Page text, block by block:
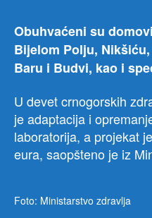
Obuhvaćeni su
Bijelom Polju,
Baru i Budvi, kao i
U devet crnogorskih
je adaptacija i
laboratorija, a projekat
eura, saopšteno je iz
Foto: Ministarstvo zdravlja